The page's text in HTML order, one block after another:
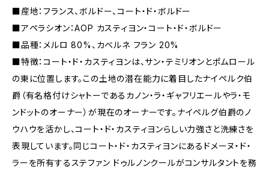
■産地：フランス、ボルドー、コート・ド・ボルドー
■アペラシオン：AOP カスティヨン・コート・ド・ボルドー
■品種：メルロ 80%、カベルネ フラン 20%
■特徴：コート・ド・カスティヨンは、サン・テミリオンとポムロール
の東に位置します。この土地の潜在能力に着目したナイペルク伯
爵（有名格付けシャトーであるカノン・ラ・ギャフリエールやラ・モ
ンドットのオーナー）が現在のオーナーです。ナイペルグ伯爵のノ
ウハウを活かし、コート・ド・カスティヨンらしい力強さと洗練さを
表現しています。同じコート・ド・カスティヨンにあるドメーヌ・ド・
ラーを所有するステファン ドゥルノンクールがコンサルタントを務